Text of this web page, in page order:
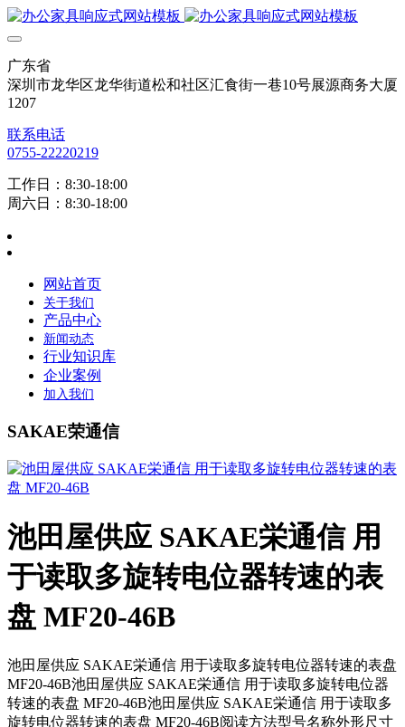
广东省
深圳市龙华区龙华街道松和社区汇食街一巷10号展源商务大厦
1207
联系电话
0755-22220219
工作日：8:30-18:00
周六日：8:30-18:00
网站首页
关于我们
产品中心
新闻动态
行业知识库
企业案例
加入我们
SAKAE荣通信
池田屋供应 SAKAE栄通信 用
于读取多旋转电位器转速的表
盘 MF20-46B
池田屋供应 SAKAE栄通信 用于读取多旋转电位器转速的表盘
MF20-46B池田屋供应 SAKAE栄通信 用于读取多旋转电位器
转速的表盘 MF20-46B池田屋供应 SAKAE栄通信 用于读取多
旋转电位器转速的表盘 MF20-46B阅读方法型号名称外形尺寸